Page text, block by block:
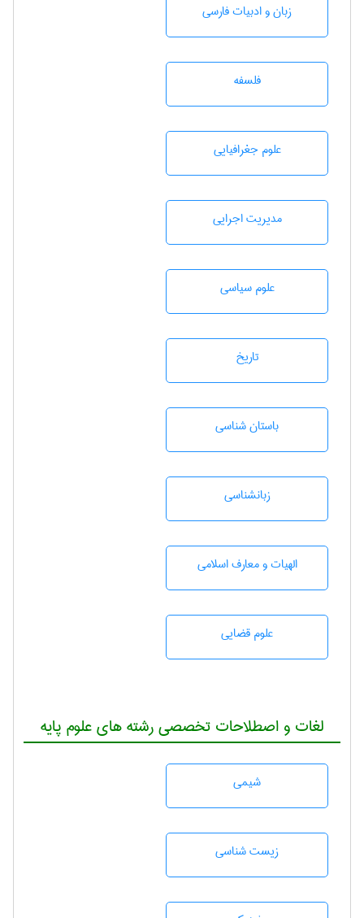
زبان و ادبيات فارسی
فلسفه
علوم جغرافيايی
مديريت اجرايی
علوم سياسی
تاريخ
باستان شناسی
زبانشناسی
الهیات و معارف اسلامی
علوم قضایی
لغات و اصطلاحات تخصصی رشته های علوم پایه
شيمی
زيست شناسی